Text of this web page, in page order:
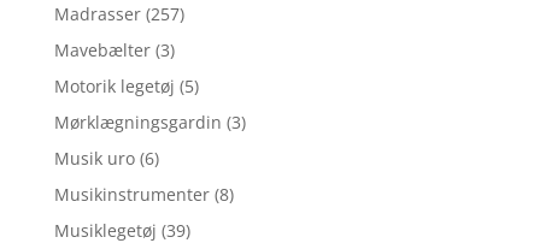
Madrasser (257)
Mavebælter (3)
Motorik legetøj (5)
Mørklægningsgardin (3)
Musik uro (6)
Musikinstrumenter (8)
Musiklegetøj (39)